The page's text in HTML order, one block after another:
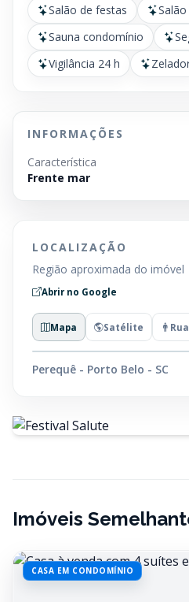
Salão de festas
Sauna condomínio
Vigilância 24 h
INFORMAÇÕES
Característica
Frente mar
LOCALIZAÇÃO
Região aproximada do imóvel
Abrir no Google
Mapa Satélite Rua
Perequê - Porto Belo - SC
Imóveis
CASA EM CONDOMÍNIO